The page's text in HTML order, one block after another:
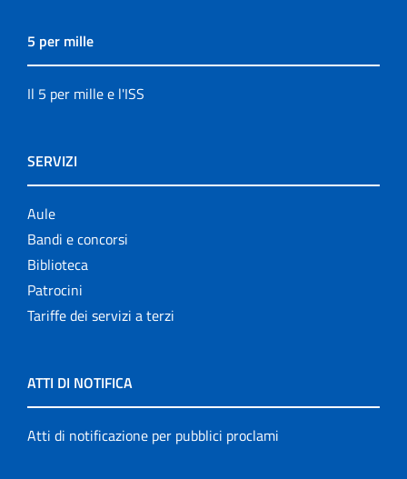
5 per mille
Il 5 per mille e l'ISS
SERVIZI
Aule
Bandi e concorsi
Biblioteca
Patrocini
Tariffe dei servizi a terzi
ATTI DI NOTIFICA
Atti di notificazione per pubblici proclami